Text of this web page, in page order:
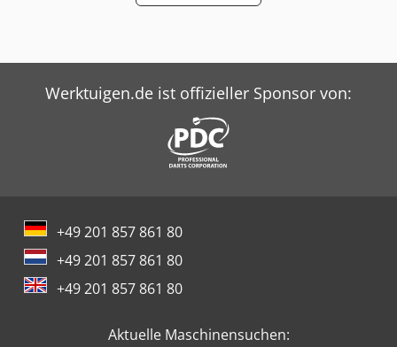
Werktuigen.de ist offizieller Sponsor von:
+49 201 857 861 80
+49 201 857 861 80
+49 201 857 861 80
Aktuelle Maschinensuchen: